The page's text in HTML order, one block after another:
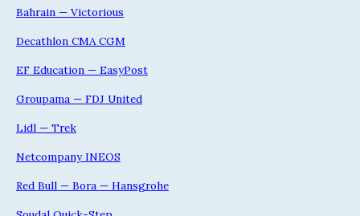
Bahrain — Victorious
Decathlon CMA CGM
EF Education — EasyPost
Groupama — FDJ United
Lidl — Trek
Netcompany INEOS
Red Bull — Bora — Hansgrohe